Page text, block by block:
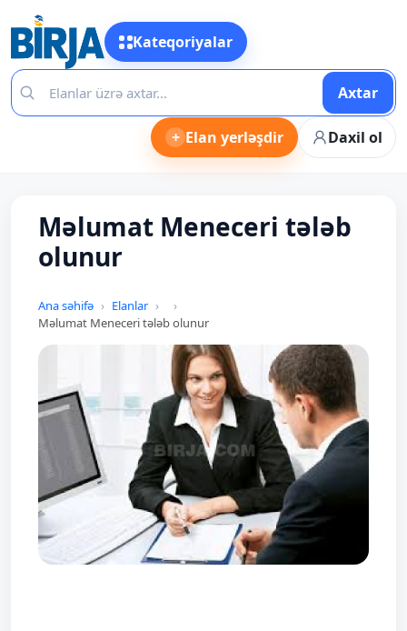
Kateqoriyalar
Axtar
+ Elan yerləşdir Daxil ol
Məlumat Meneceri tələb
olunur
Ana səhifə
Elanlar
Məlumat Meneceri tələb olunur